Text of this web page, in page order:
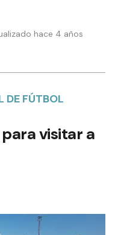
hace 4 años
DE FÚTBOL
visitar a